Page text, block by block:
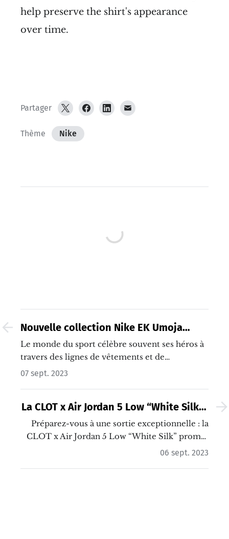
help preserve the shirt's appearance
over time.
Partager
Thème Nike
Nouvelle collection Nike EK Umoja
célébrant le Champion Eliud Kipchoge
Le monde du sport célèbre souvent ses héros à
travers des lignes de vêtements et de
chaussures, mais quand il s'agit d'Eliud
07 sept. 2023
La CLOT x Air Jordan 5 Low “White Silk” :
Une exclusivité limitée à 250 paires
Préparez-vous à une sortie exceptionnelle : la
CLOT x Air Jordan 5 Low “White Silk” promet
d'être la pièce maîtresse des collections de
06 sept. 2023